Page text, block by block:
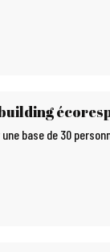
base de 30